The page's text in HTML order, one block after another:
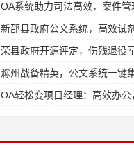
OA系统助力司法高效，案件
新邵县政府公文系统，高效试
荣县政府开源评定，伤残退役
滁州战备精英，公文系统一键
OA轻松变项目经理：高效办